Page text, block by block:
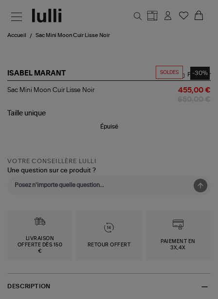
Accueil Sac Mini Moon Cuir Lisse Noir
SOLDES -30%
ISABEL MARANT
Sac
Cuir
Partager
Sac Mini Moon Cuir Lisse Noir 455,00 €
Taille unique
Épuisé
VOTRE CONSEILLÈRE LULLI
Une question sur ce produit ?
LIVRAISON
OFFERTE DÈS 150
€
RETOUR OFFERT
PAIEMENT EN
3X,4X
DESCRIPTION